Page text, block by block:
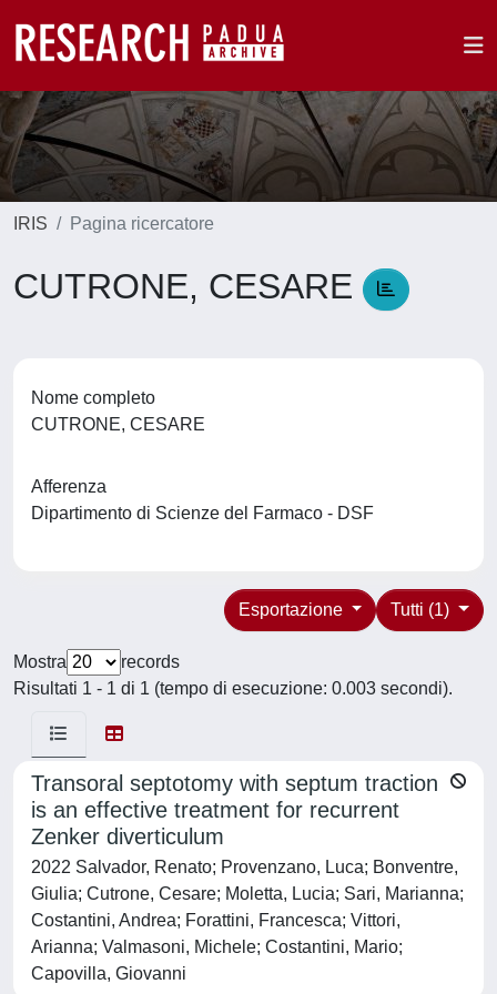
IRIS Pagina ricercatore
CUTRONE, CESARE
Nome completo
CUTRONE, CESARE
Afferenza
Dipartimento di Scienze del Farmaco - DSF
Tutti (1)
Esportazione
Mostra
records
Risultati 1 - 1 di 1 (tempo di esecuzione: 0.003 secondi).
Transoral septotomy with septum traction
is an effective treatment for recurrent
Zenker diverticulum
2022 Salvador, Renato; Provenzano, Luca; Bonventre,
Giulia; Cutrone, Cesare; Moletta, Lucia; Sari, Marianna;
Costantini, Andrea; Forattini, Francesca; Vittori,
Arianna; Valmasoni, Michele; Costantini, Mario;
Capovilla, Giovanni